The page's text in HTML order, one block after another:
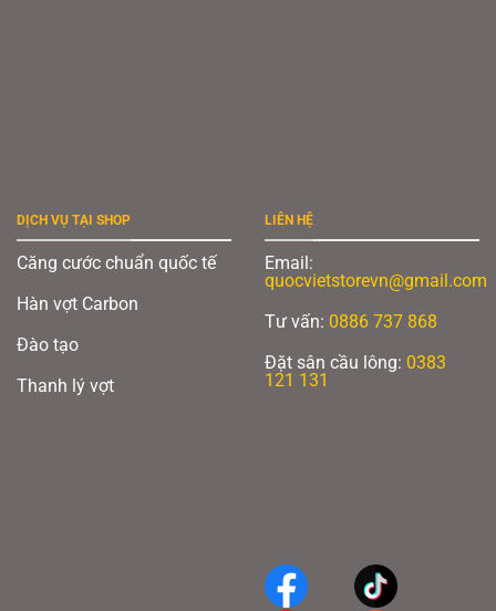
DỊCH VỤ TẠI SHOP
Căng cước chuẩn quốc tế
Hàn vợt Carbon
Đào tạo
Thanh lý vợt
LIÊN HỆ
Email:
quocvietstorevn@gmail.com
Tư vấn: 0886 737 868
Đặt sân cầu lông: 0383
121 131